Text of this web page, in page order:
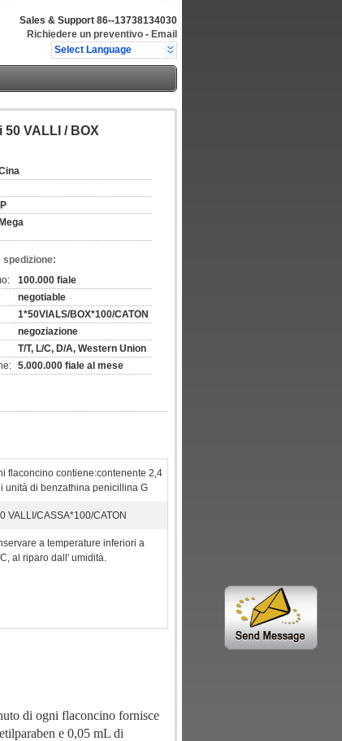
Sales & Support 86--13738134030
Richiedere un preventivo - Email
Select Language
VALLI / BOX
spedizione:
100.000 fiale
negotiable
1*50VIALS/BOX*100/CATON
negoziazione
T/T, L/C, D/A, Western Union
5.000.000 fiale al mese
flaconcino contiene:contenente 2,4
unità di benzathina penicillina G
VALLI/CASSA*100/CATON
a temperature inferiori a
al riparo dall' umidità.
di ogni flaconcino fornisce
e 0,05 mL di